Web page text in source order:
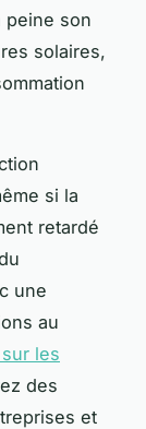
peine son
solaires,
si la
retardé
une
au
les
des
et